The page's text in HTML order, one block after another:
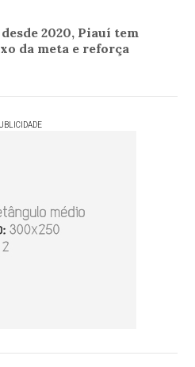
2020, Piauí tem
da meta e reforça